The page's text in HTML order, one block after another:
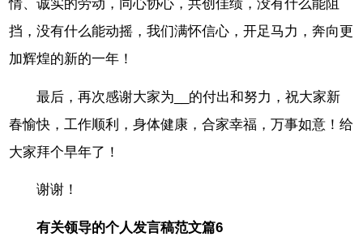
情、诚实的劳动，同心协心，共创佳绩，没有什么能阻
挡，没有什么能动摇，我们满怀信心，开足马力，奔向更
加辉煌的新的一年！
最后，再次感谢大家为__的付出和努力，祝大家新
春愉快，工作顺利，身体健康，合家幸福，万事如意！给
大家拜个早年了！
谢谢！
有关领导的个人发言稿范文篇6